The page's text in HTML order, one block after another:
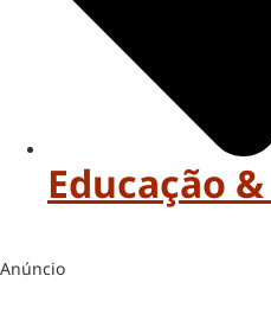
Educação
Anúncio